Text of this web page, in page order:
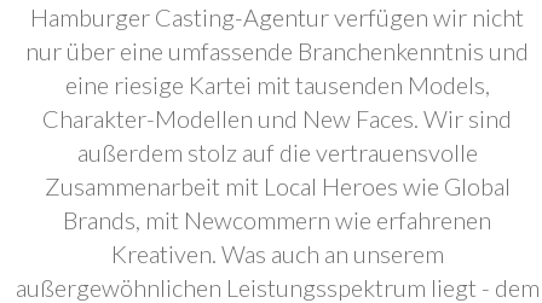
Hamburger Casting-Agentur verfügen wir nicht
nur über eine umfassende Branchenkenntnis und
eine riesige Kartei mit tausenden Models,
Charakter-Modellen und New Faces. Wir sind
außerdem stolz auf die vertrauensvolle
Zusammenarbeit mit Local Heroes wie Global
Brands, mit Newcommern wie erfahrenen
Kreativen. Was auch an unserem
außergewöhnlichen Leistungsspektrum liegt - dem